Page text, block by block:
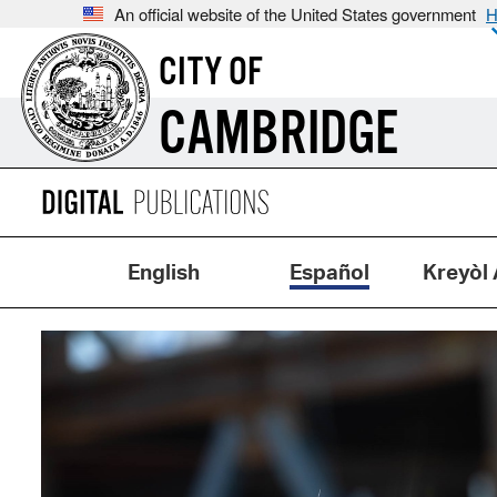
An official website of the United States government
CITY OF
CAMBRIDGE
English Español Kreyòl